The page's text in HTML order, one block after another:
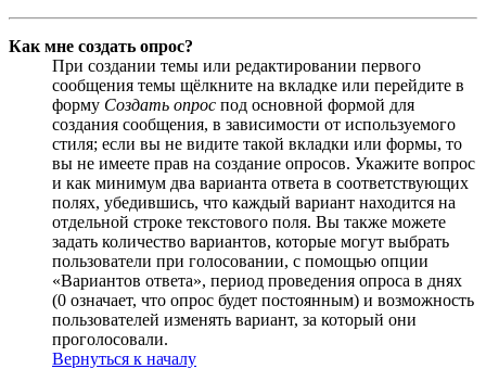
Как мне создать опрос?
При создании темы или редактировании первого
сообщения темы щёлкните на вкладке или перейдите в
форму Создать опрос под основной формой для
создания сообщения, в зависимости от используемого
стиля; если вы не видите такой вкладки или формы, то
вы не имеете прав на создание опросов. Укажите вопрос
и как минимум два варианта ответа в соответствующих
полях, убедившись, что каждый вариант находится на
отдельной строке текстового поля. Вы также можете
задать количество вариантов, которые могут выбрать
пользователи при голосовании, с помощью опции
«Вариантов ответа», период проведения опроса в днях
(0 означает, что опрос будет постоянным) и возможность
пользователей изменять вариант, за который они
проголосовали.
Вернуться к началу